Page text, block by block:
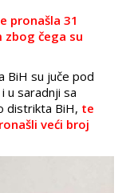
pronašla 31
zbog čega su
BiH su juče pod
u saradnji sa
distrikta BiH, te
veći broj